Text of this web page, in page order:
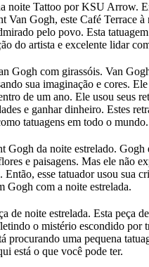
noite Tattoo por KSU Arrow.
Van Gogh, este Café Terrace
pelo povo. Esta
do artista e excelente lidar
Gogh com girassóis. Van
sua imaginação e cores.
de um ano. Ele usou seus
e ganhar dinheiro. Estes
tatuagens em todo o mundo.
Gogh da noite estrelado. Gogh
e paisagens. Mas ele não
Então, esse tatuador usou sua
Gogh com a noite estrelada.
de noite estrelada. Esta peça
o mistério escondido por
procurando uma pequena
está o que você pode ter.